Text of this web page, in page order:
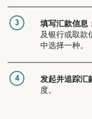
3 填写汇款信息
及银行或取款
中选择一种。
4 发起并追踪汇
度。